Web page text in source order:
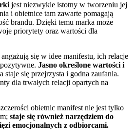
jest niezwykle istotny w tworzeniu jej
i obietnice tam zawarte pomagają
brandu. Dzięki temu marka może
priorytety oraz wartości dla
się w idee manifestu, ich relacje
Jasno określone wartości i
staje się przejrzysta i godna zaufania.
dla trwałych relacji opartych na
obietnic manifest nie jest tylko
staje się również narzędziem do
emocjonalnych z odbiorcami.